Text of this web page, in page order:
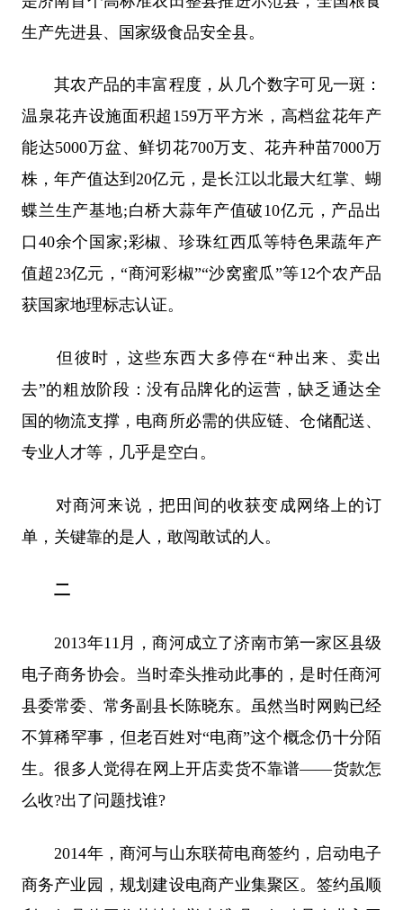
生产先进县、国家级食品安全县。
其农产品的丰富程度，从几个数字可见一斑：
温泉花卉设施面积超159万平方米，高档盆花年产
能达5000万盆、鲜切花700万支、花卉种苗7000万
株，年产值达到20亿元，是长江以北最大红掌、蝴
蝶兰生产基地;白桥大蒜年产值破10亿元，产品出
口40余个国家;彩椒、珍珠红西瓜等特色果蔬年产
值超23亿元，“商河彩椒”“沙窝蜜瓜”等12个农产品
获国家地理标志认证。
但彼时，这些东西大多停在“种出来、卖出
去”的粗放阶段：没有品牌化的运营，缺乏通达全
国的物流支撑，电商所必需的供应链、仓储配送、
专业人才等，几乎是空白。
对商河来说，把田间的收获变成网络上的订
单，关键靠的是人，敢闯敢试的人。
二
2013年11月，商河成立了济南市第一家区县级
电子商务协会。当时牵头推动此事的，是时任商河
县委常委、常务副县长陈晓东。虽然当时网购已经
不算稀罕事，但老百姓对“电商”这个概念仍十分陌
生。很多人觉得在网上开店卖货不靠谱——货款怎
么收?出了问题找谁?
2014年，商河与山东联荷电商签约，启动电子
商务产业园，规划建设电商产业集聚区。签约虽顺